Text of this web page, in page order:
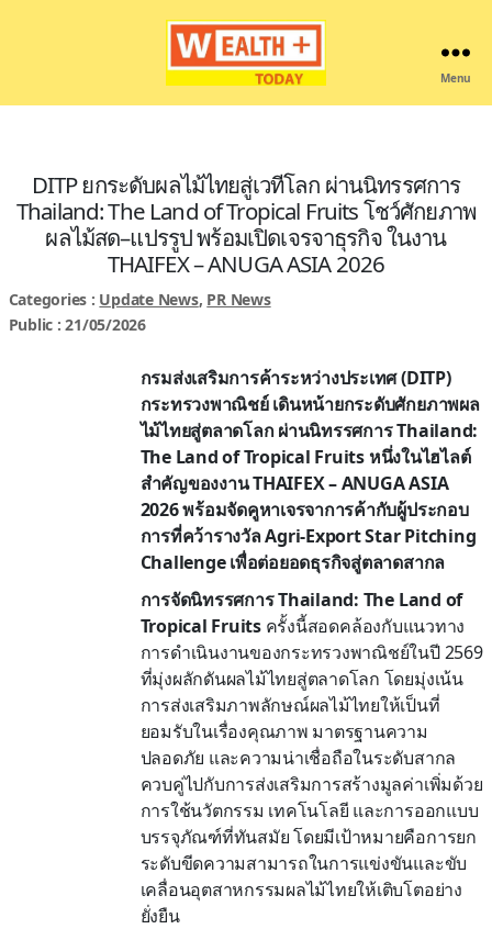
Menu
DITP ยกระดับผลไม้ไทยสู่เวทีโลก ผ่านนิทรรศการ
Thailand: The Land of Tropical Fruits โชว์ศักยภาพ
ผลไม้สด–แปรรูป พร้อมเปิดเจรจาธุรกิจ ในงาน
THAIFEX – ANUGA ASIA 2026
Categories : Update News, PR News
Public : 21/05/2026
กรมส่งเสริมการค้าระหว่างประเทศ (DITP)
กระทรวงพาณิชย์ เดินหน้ายกระดับศักยภาพผล
ไม้ไทยสู่ตลาดโลก ผ่านนิทรรศการ Thailand:
The Land of Tropical Fruits หนึ่งในไฮไลต์
สำคัญของงาน THAIFEX – ANUGA ASIA
2026 พร้อมจัดคูหาเจรจาการค้ากับผู้ประกอบ
การที่คว้ารางวัล Agri-Export Star Pitching
Challenge เพื่อต่อยอดธุรกิจสู่ตลาดสากล
การจัดนิทรรศการ Thailand: The Land of
Tropical Fruitsครั้งนี้สอดคล้องกับแนวทาง
การดำเนินงานของกระทรวงพาณิชย์ในปี 2569
ที่มุ่งผลักดันผลไม้ไทยสู่ตลาดโลก โดยมุ่งเน้น
การส่งเสริมภาพลักษณ์ผลไม้ไทยให้เป็นที่
ยอมรับในเรื่องคุณภาพ มาตรฐานความ
ปลอดภัย และความน่าเชื่อถือในระดับสากล
ควบคู่ไปกับการส่งเสริมการสร้างมูลค่าเพิ่มด้วย
การใช้นวัตกรรม เทคโนโลยี และการออกแบบ
บรรจุภัณฑ์ที่ทันสมัย โดยมีเป้าหมายคือการยก
ระดับขีดความสามารถในการแข่งขันและขับ
เคลื่อนอุตสาหกรรมผลไม้ไทยให้เติบโตอย่าง
ยั่งยืน